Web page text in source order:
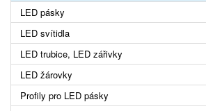
LED pásky
LED svítidla
LED trubice, LED zářivky
LED žárovky
Profily pro LED pásky